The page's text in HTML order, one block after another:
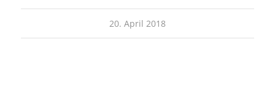
20. April 2018